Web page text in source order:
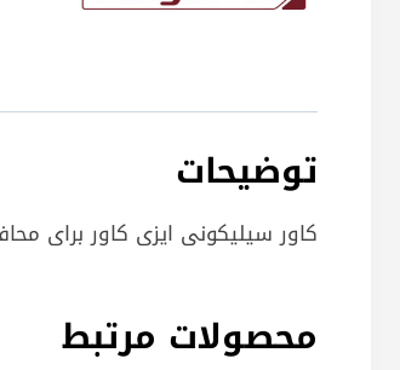
توضیحات
کاور سیلیکونی ایزی کاور برای
محصولات مرتبط